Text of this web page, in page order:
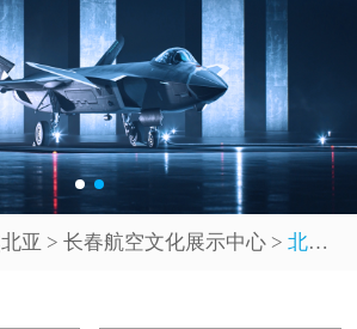
亚 >长春航空文化展示中心 >北湖空天科技博览园